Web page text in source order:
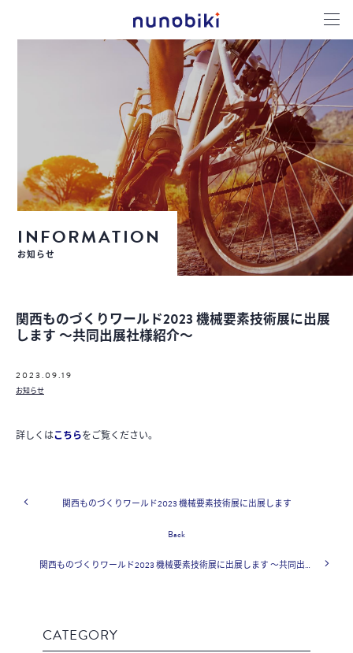
INFORMATION
お知らせ
関西ものづくりワールド2023 機械要素技術展に出展
します ～共同出展社様紹介～
2023.09.19
お知らせ
詳しくはこちらをご覧ください。
関西ものづくりワールド2023 機械要素技術展に出展します
Back
関西ものづくりワールド2023 機械要素技術展に出展します ～共同出展社様紹介～
CATEGORY